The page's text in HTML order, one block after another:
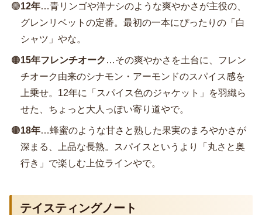
🟢12年…青リンゴや洋ナシのような爽やかさが主役の、
グレンリベットの定番。最初の一本にぴったりの「白
シャツ」やな。
🟠15年フレンチオーク …その爽やかさを土台に、フレン
チオーク由来のシナモン・アーモンドのスパイス感を
上乗せ。12年に「スパイス色のジャケット」を羽織ら
せた、ちょっと大人っぽい寄り道やで。
🟤18年…蜂蜜のような甘さと熟した果実のまろやかさが
深まる、上品な長熟。スパイスというより「丸さと奥
行き」で楽しむ上位ラインやで。
テイスティングノート